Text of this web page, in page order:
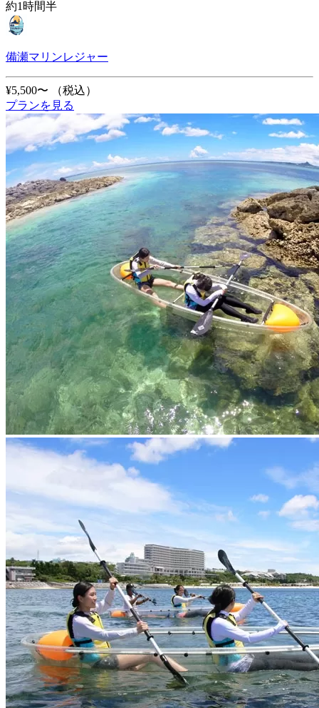
約1時間半
備瀬マリンレジャー
¥5,500〜
（税込）
プランを見る